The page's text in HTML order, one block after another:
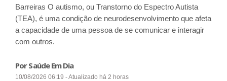
Barreiras O autismo, ou Transtorno do Espectro Autista
(TEA), é uma condição de neurodesenvolvimento que afeta
a capacidade de uma pessoa de se comunicar e interagir
com outros.
Por Saúde Em Dia
10/08/2026 06:19 - Atualizado há 2 horas